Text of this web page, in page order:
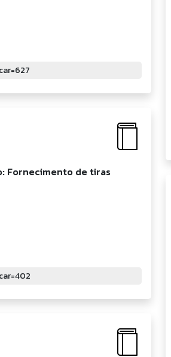
Fornecimento de tiras